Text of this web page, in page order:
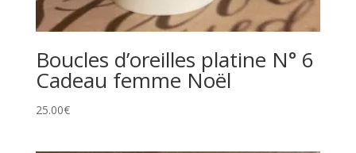
Boucles d’oreilles platine N° 6
Cadeau femme Noël
25.00€